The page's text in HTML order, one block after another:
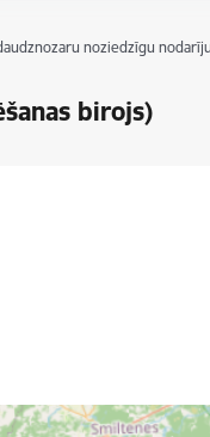
noziedzīgu
birojs)